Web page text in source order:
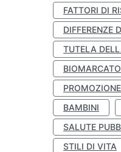
FATTORI DI
DIFFERENZE
TUTELA
BAMBINI
SALUTE
STILI DI VITA